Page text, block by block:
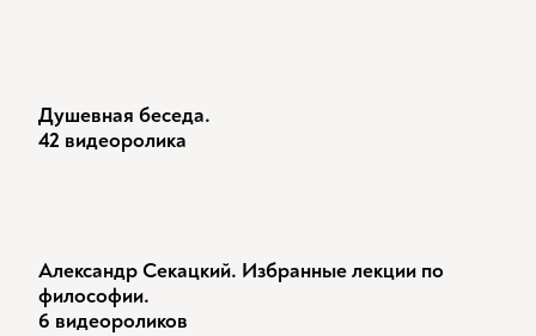
Душевная беседа.
42 видеоролика
Александр Секацкий. Избранные лекции по
философии.
6 видеороликов